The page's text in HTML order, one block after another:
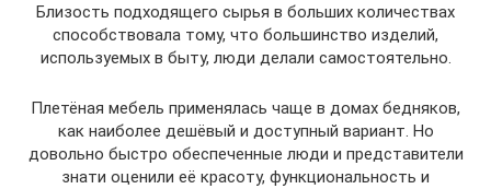
Близость подходящего сырья в больших количествах
способствовала тому, что большинство изделий,
используемых в быту, люди делали самостоятельно.
Плетёная мебель применялась чаще в домах бедняков,
как наиболее дешёвый и доступный вариант. Но
довольно быстро обеспеченные люди и представители
знати оценили её красоту, функциональность и